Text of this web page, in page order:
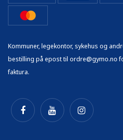
Kommuner, legekontor, sykehus og
bestilling på epost til ordre@gymo.no
faktura.